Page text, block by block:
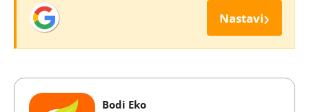
Nastavi›
Bodi Eko